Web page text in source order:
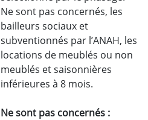
Ne sont pas concernés, les
bailleurs sociaux et
subventionnés par l’ANAH, les
locations de meublés ou non
meublés et saisonnières
inférieures à 8 mois.
Ne sont pas concernés :